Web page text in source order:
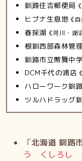
釧路住吉郵便局
ヒブナ生息地 《
春採湖 《河川・湖
根釧西部森林管
釧路市立幣舞中
DCM千代の浦店
ハローワーク釧
ツルハドラッグ
「北海道 釧路
う くしろし